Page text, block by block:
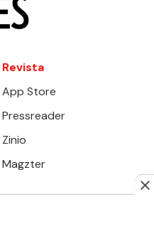
Revista
App Store
Pressreader
Zinio
Magzter